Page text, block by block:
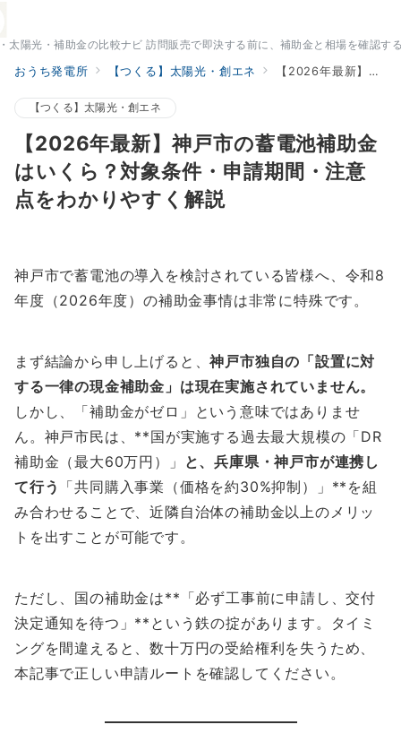
太陽光・補助金の比較ナビ 訪問販売で即決する前に、補助金と相場を確認す
おうち発電所 【つくる】太陽光・創エネ 【2026年最新】神戸市の蓄電池補助金はいくら？対象条件・申請期間・注意点をわかりやすく解説
【つくる】太陽光・創エネ
【2026年最新】神戸市の蓄電池補助金
はいくら？対象条件・申請期間・注意
点をわかりやすく解説
神戸市で蓄電池の導入を検討されている皆様へ、令和8
年度（2026年度）の補助金事情は非常に特殊です。
まず結論から申し上げると、神戸市独自の「設置に対
する一律の現金補助金」は現在実施されていません。
しかし、「補助金がゼロ」という意味ではありませ
ん。神戸市民は、**国が実施する過去最大規模の「DR
補助金（最大60万円）」 と、兵庫県・神戸市が連携し
て行う 「共同購入事業（価格を約30%抑制）」**を組
み合わせることで、近隣自治体の補助金以上のメリッ
トを出すことが可能です。
ただし、国の補助金は**「必ず工事前に申請し、交付
決定通知を待つ」**という鉄の掟があります。タイミ
ングを間違えると、数十万円の受給権利を失うため、
本記事で正しい申請ルートを確認してください。